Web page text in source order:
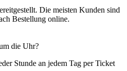
Die meisten Kunden sind
Bestellung online.
die Uhr?
Stunde an jedem Tag per Ticket